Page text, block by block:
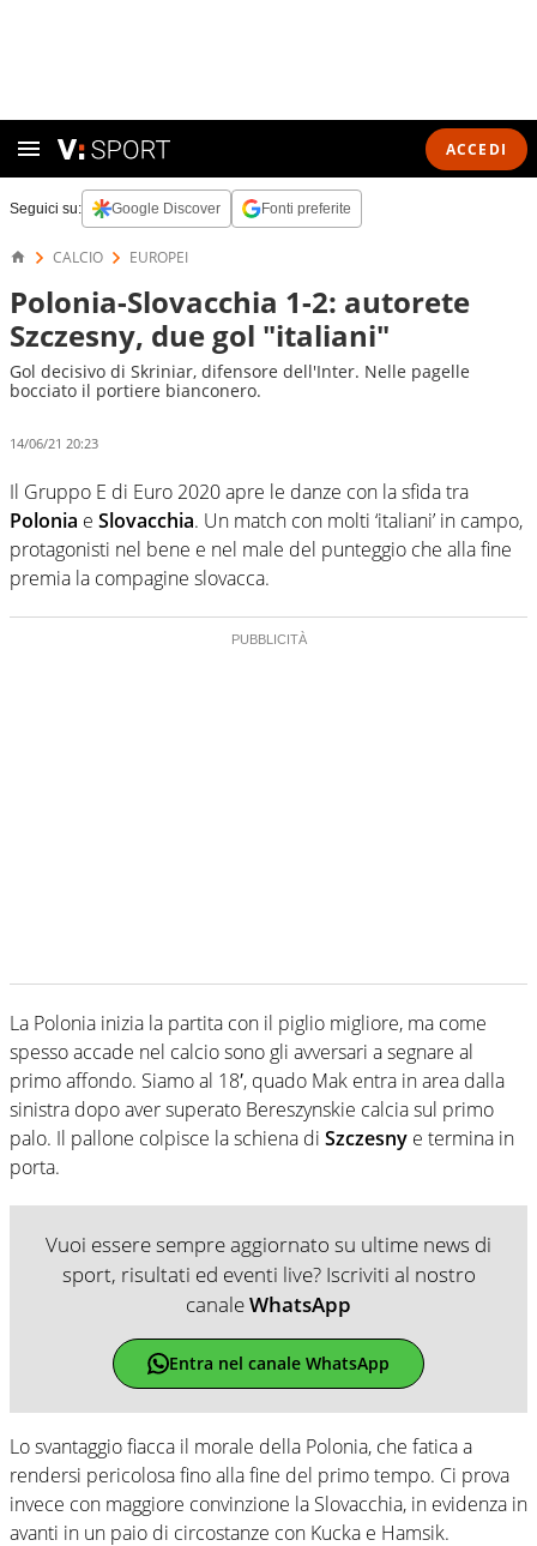
ACCEDI
Seguici su: Google Discover Fonti preferite
CALCIO EUROPEI
Polonia-Slovacchia 1-2: autorete
Szczesny, due gol "italiani"
Gol decisivo di Skriniar, difensore dell'Inter. Nelle pagelle
bocciato il portiere bianconero.
14/06/21 20:23
Il Gruppo E di Euro 2020 apre le danze con la sfida tra
Polonia e Slovacchia. Un match con molti ‘italiani’ in campo,
protagonisti nel bene e nel male del punteggio che alla fine
premia la compagine slovacca.
La Polonia inizia la partita con il piglio migliore, ma come
spesso accade nel calcio sono gli avversari a segnare al
primo affondo. Siamo al 18′, quado Mak entra in area dalla
sinistra dopo aver superato Bereszynskie calcia sul primo
palo. Il pallone colpisce la schiena di Szczesny e termina in
porta.
Vuoi essere sempre aggiornato su ultime news di
sport, risultati ed eventi live? Iscriviti al nostro
canaleWhatsApp
Entra nel canale WhatsApp
Lo svantaggio fiacca il morale della Polonia, che fatica a
rendersi pericolosa fino alla fine del primo tempo. Ci prova
invece con maggiore convinzione la Slovacchia, in evidenza in
avanti in un paio di circostanze con Kucka e Hamsik.